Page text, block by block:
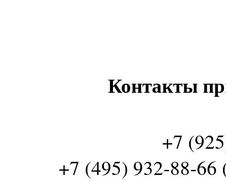
Контакты
+7
+7 (495) 932-88-66